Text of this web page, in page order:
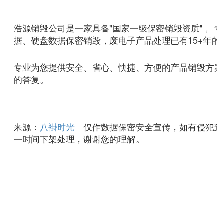
浩源销毁公司是一家具备"国家一级保密销毁资质"
据、硬盘数据保密销毁，废电子产品处理已有15+年
专业为您提供安全、省心、快捷、方便的产品销毁
的答复。
来源： 八褂时光
仅作数据保密安全宣传，如有侵
一时间下架处理，谢谢您的理解。